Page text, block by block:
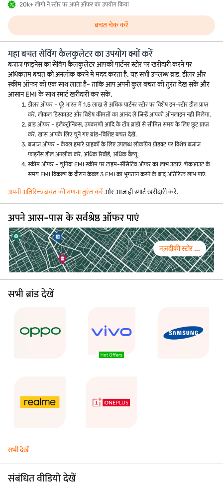
20k+ लोगों ने स्टोर पर अपने ऑफर का उपयोग किया
बचत चेक करें
महा बचत सेविंग कैलकुलेटर का उपयोग क्यों करें
बजाज फाइनेंस का सेविंग कैलकुलेटर आपको पार्टनर स्टोर पर खरीदारी करने पर
अधिकतम बचत को अनलॉक करने में मदद करता है. यह सभी उपलब्ध ब्रांड, डीलर और
स्कीम ऑफर को एक साथ लाता है- ताकि आप अपनी कुल बचत को तुरंत देख सकें और
आसान EMI के साथ स्मार्ट खरीदारी कर सकें.
डीलर ऑफर - पूरे भारत में 1.5 लाख से अधिक पार्टनर स्टोर पर विशेष इन-स्टोर डील प्राप्त
करें. लोकल डिस्काउंट और विशेष कीमतों का आनंद लें जिन्हें आपको ऑनलाइन नहीं मिलेगा.
ब्रांड ऑफर - इलेक्ट्रॉनिक्स, उपकरणों आदि के टॉप ब्रांडों से सीमित समय के लिए छूट प्राप्त
करें. खास आपके लिए चुने गए ब्रांड-विशिष्ट बचत देखें.
बजाज ऑफर - केवल हमारे ग्राहकों के लिए उपलब्ध लोकप्रिय प्रोडक्ट पर विशेष बजाज
फाइनेंस डील अनलॉक करें. अधिक रिवॉर्ड, अधिक वैल्यू.
स्कीम ऑफर - चुनिंदा EMI स्कीम पर टाइम-सेंसिटिव ऑफर का लाभ उठाएं. चेकआउट के
समय EMI विकल्प के दौरान केवल 3 EMI का भुगतान करने के बाद अतिरिक्त लाभ पाएं.
अपनी अतिरिक्त बचत की गणना तुरंत करेंऔर आज ही स्मार्ट खरीदारी करें.
अपने आस-पास के सर्वश्रेष्ठ ऑफर पाएं
नज़दीकी स्टोर ...
सभी ब्रांड देखें
सभी देखें
संबंधित वीडियो देखें